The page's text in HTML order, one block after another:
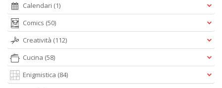
Calendari (1)
Comics (50)
Creatività (112)
Cucina (58)
Enigmistica (84)